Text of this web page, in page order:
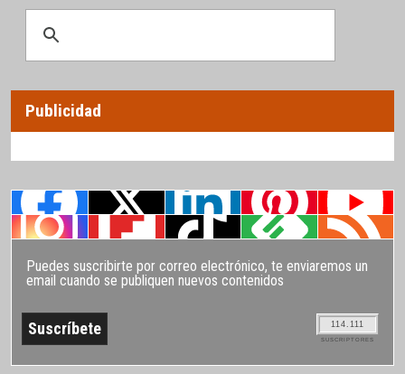
Publicidad
Puedes suscribirte por correo electrónico, te enviaremos un
email cuando se publiquen nuevos contenidos
114.111
SUSCRIPTORES